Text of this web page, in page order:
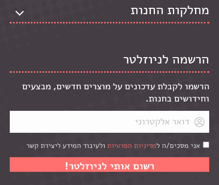
מחלקות החנות
הרשמה לניוזלטר
הרשמו לקבלת עדכונים על מוצרים חדשים, מבצעים
וחידושים בחנות.
אני מסכים/ה למדיניות הפרטיות ולעיבוד המידע ליצירת קשר